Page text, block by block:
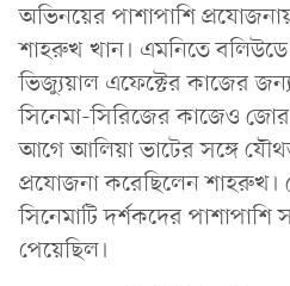
অভিনয়ের পাশাপাশি
শাহরুখ খান। এমনিতে বলিউডে
ভিজ্যুয়াল এফেক্টের কাজের
সিনেমা-সিরিজের কাজেও
আগে আলিয়া ভাটের সঙ্গে
প্রযোজনা করেছিলেন শাহরুখ।
সিনেমাটি দর্শকদের
পেয়েছিল।